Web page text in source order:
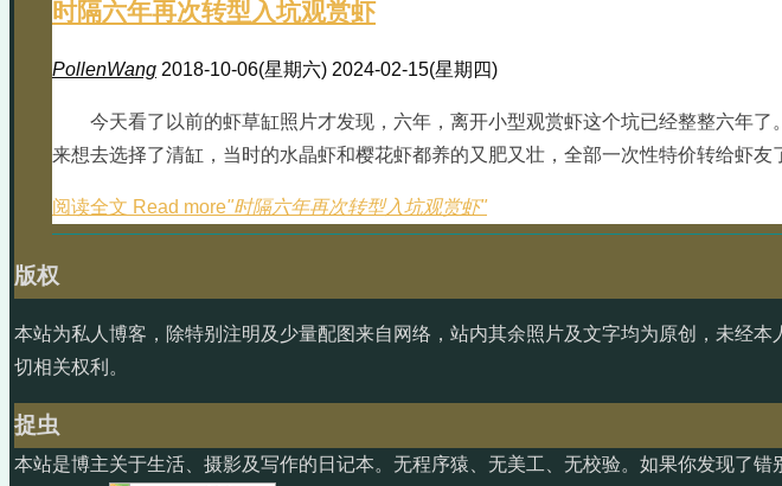
时隔六年再次转型入坑观赏虾
PollenWang 2018-10-06(星期六) 2024-02-15(星期四)
今天看了以前的虾草缸照片才发现，六年，离开小型观赏虾这个坑已经整整六年
来想去选择了清缸，当时的水晶虾和樱花虾都养的又肥又壮，全部一次性特价转给虾
阅读全文 Read more"时隔六年再次转型入坑观赏虾"
版权
本站为私人博客，除特别注明及少量配图来自网络，站内其余照片及文字均为原创，未经
切相关权利。
捉虫
本站是博主关于生活、摄影及写作的日记本。无程序猿、无美工、无校验。如果你发现了